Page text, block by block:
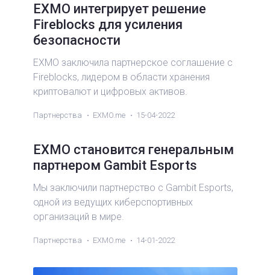
EXMO интегрирует решение
Fireblocks для усиления
безопасности
EXMO заключила партнерское соглашение с
Fireblocks, лидером в области хранения
криптовалют и цифровых активов.
Партнерства EXMO.me 15-04-2022
EXMO становится генеральным
партнером Gambit Esports
Мы заключили партнерство с Gambit Esports,
одной из ведущих киберспортивных
организаций в мире.
Партнерства EXMO.me 14-01-2022